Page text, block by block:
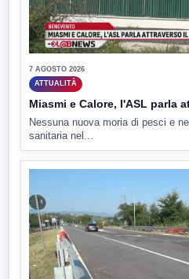
7 AGOSTO 2026
ATTUALITÀ
Miasmi e Calore, l'ASL parla
Nessuna nuova moria di pesci e
sanitaria nel...